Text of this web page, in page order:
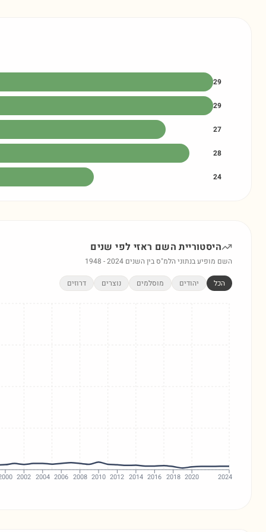
29
29
27
28
24
היסטוריית השם ראזי לפי שנים
השם מופיע בנתוני הלמ"ס בין השנים 1948 -2024
הכל יהודים מוסלמים נוצרים דרוזים
2002 2004 2006 2008 2010 2012 2014 2016 2018 2020 2024